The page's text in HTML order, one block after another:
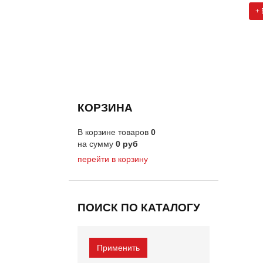
+
КОРЗИНА
В корзине товаров 0
на сумму 0 руб
перейти в корзину
ПОИСК ПО КАТАЛОГУ